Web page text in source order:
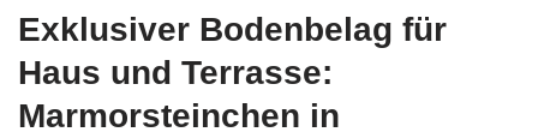
Exklusiver Bodenbelag für
Haus und Terrasse:
Marmorsteinchen in